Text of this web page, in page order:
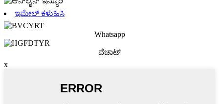
ಇಮೇಲ್ ಕಳುಹಿಸಿ
Whatsapp
ವೆಚಾಟ್
x